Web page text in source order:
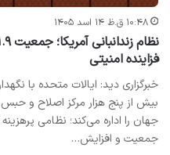
۱۰:۴۸ ق.ظ ۱۴ اسد ۱۴۰۵
فزاینده امنیتی
خبرگزاری دید: ایالات متحده با
بیش از پنج هزار مرکز اصلاح و
جهان را اداره می‌کند؛ نظامی
جمعیت و افزایش…